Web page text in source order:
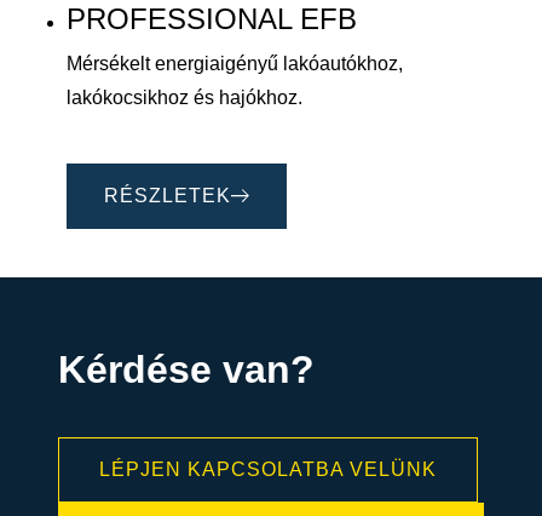
PROFESSIONAL EFB
Mérsékelt energiaigényű lakóautókhoz,
lakókocsikhoz és hajókhoz.
RÉSZLETEK
Kérdése van?
LÉPJEN KAPCSOLATBA VELÜNK